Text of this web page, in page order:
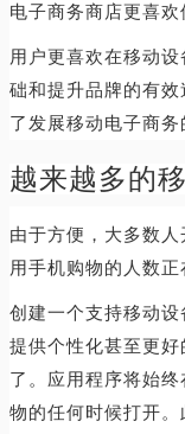
电子商务商店更喜欢
用户更喜欢在移动
础和提升品牌的有
了发展移动电子商务
越来越多的
由于方便，大多数
用手机购物的人数正
创建一个支持移动
提供个性化甚至更
了。应用程序将始
物的任何时候打开